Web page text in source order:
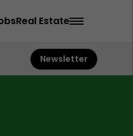
Real Estate
Newsletter